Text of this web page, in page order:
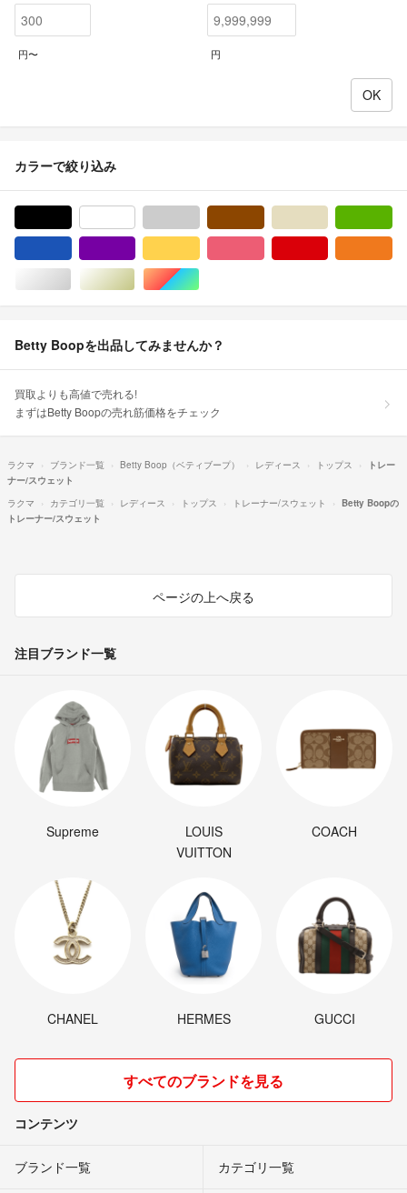
円〜 円
カラーで絞り込み
シルバー/銀色系ゴールド/金色系マルチカラー
Betty Boopを出品してみませんか？
買取よりも高値で売れる!
まずはBetty Boopの売れ筋価格をチェック
ラクマ ブランド一覧 Betty Boop（ベティブープ） レディース トップス
トレー
ナー/スウェット
ラクマ
カテゴリ一覧 レディース トップス トレーナー/スウェット
Betty Boopの
トレーナー/スウェット
ページの上へ戻る
注目ブランド一覧
Supreme
LOUIS
VUITTON
COACH
CHANEL HERMES GUCCI
すべてのブランドを見る
コンテンツ
ブランド一覧 カテゴリ一覧